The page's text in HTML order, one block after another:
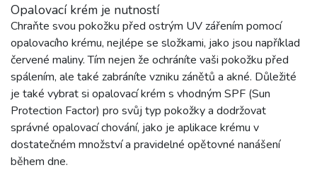
Opalovací krém je nutností
Chraňte svou pokožku před ostrým UV zářením pomocí
opalovacího krému, nejlépe se složkami, jako jsou například
červené maliny. Tím nejen že ochráníte vaši pokožku před
spálením, ale také zabráníte vzniku zánětů a akné. Důležité
je také vybrat si opalovací krém s vhodným SPF (Sun
Protection Factor) pro svůj typ pokožky a dodržovat
správné opalovací chování, jako je aplikace krému v
dostatečném množství a pravidelné opětovné nanášení
během dne.